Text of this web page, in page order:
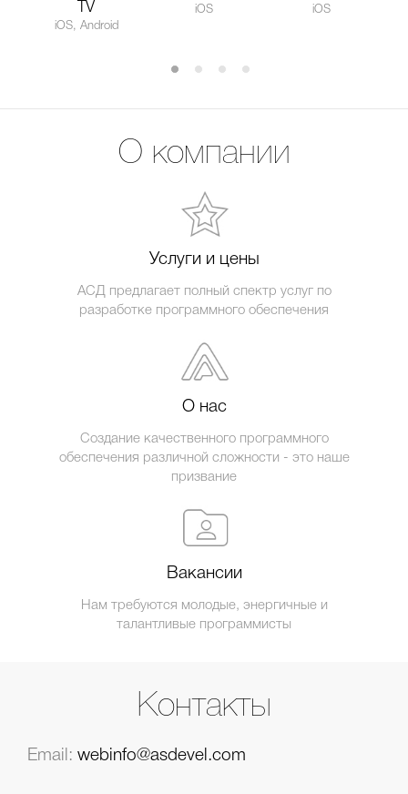
TV
iOS, Android
iOS iOS
О компании
Услуги и цены
АСД предлагает полный спектр услуг по
разработке программного обеспечения
О нас
Создание качественного программного
обеспечения различной сложности - это наше
призвание
Вакансии
Нам требуются молодые, энергичные и
талантливые программисты
Контакты
Email: webinfo@asdevel.com